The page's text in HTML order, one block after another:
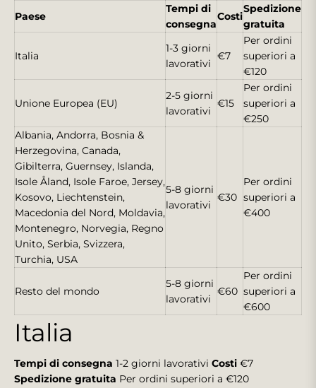
Paese
Tempi di
consegna
Costi
Spedizione
gratuita
Italia
1-3 giorni
lavorativi
€7
Per ordini
superiori a
€120
Unione Europea (EU)
2-5 giorni
lavorativi
€15
Per ordini
superiori a
€250
Albania, Andorra, Bosnia &
Herzegovina, Canada,
Gibilterra, Guernsey, Islanda,
Isole Åland, Isole Faroe, Jersey,
Kosovo, Liechtenstein,
Macedonia del Nord, Moldavia,
Montenegro, Norvegia, Regno
Unito, Serbia, Svizzera,
Turchia, USA
5-8 giorni
lavorativi
€30
Per ordini
superiori a
€400
Resto del mondo
5-8 giorni
lavorativi
€60
Per ordini
superiori a
€600
Italia
Tempi di consegna 1-2 giorni lavorativi Costi €7
Spedizione gratuita Per ordini superiori a €120